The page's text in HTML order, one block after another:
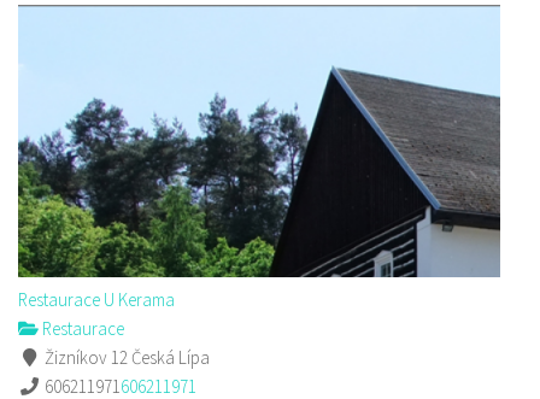
Restaurace U Kerama
Restaurace
Žizníkov 12 Česká Lípa
606211971606211971